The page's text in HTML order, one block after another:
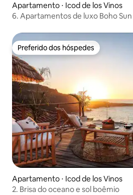
Apartamento ⋅ Icod de los Vinos
6. Apartamentos de luxo Boho Sun
Preferido dos hóspedes
Preferido dos hóspedes
Apartamento ⋅ Icod de los Vinos
2. Brisa do oceano e sol boêmio